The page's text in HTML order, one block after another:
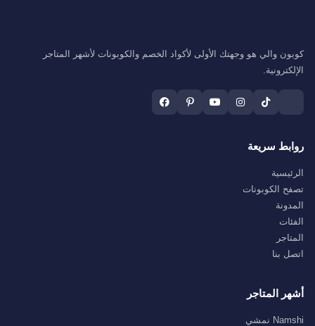
كوبون والي هو وجهتك الأولى لأكواد الخصم والكوبونات لأشهر المتاجر
الإلكترونية.
روابط سريعة
الرئيسية
تصفح الكوبونات
المدونة
الفئات
المتاجر
اتصل بنا
أشهر المتاجر
Namshi نمشي